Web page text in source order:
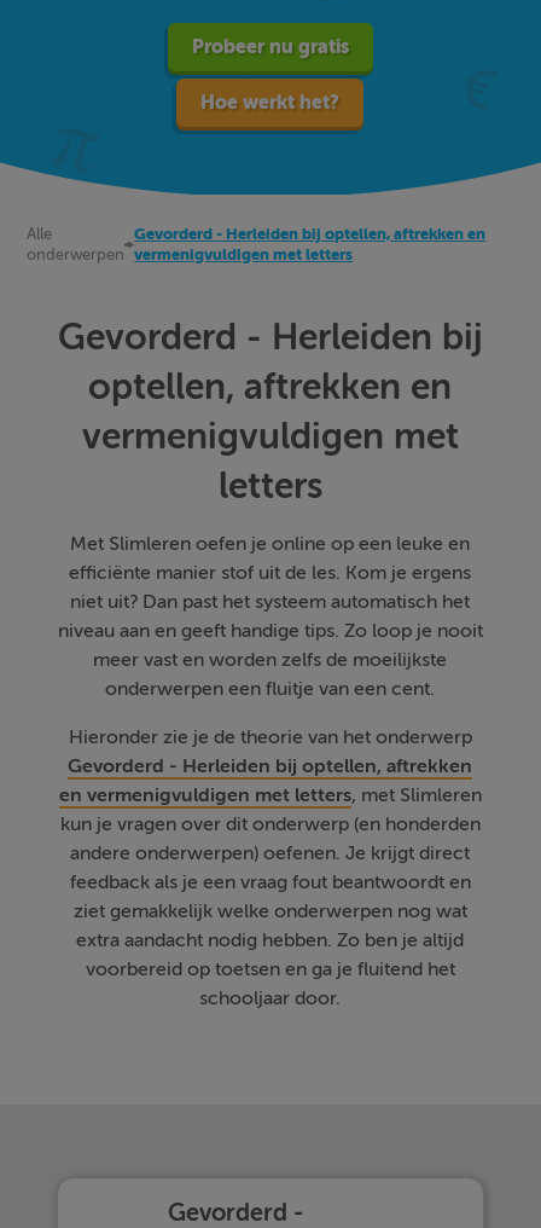
Probeer nu gratis
Hoe werkt het?
Alle
onderwerpen
Gevorderd - Herleiden bij optellen, aftrekken en
vermenigvuldigen met letters
Gevorderd - Herleiden bij
optellen, aftrekken en
vermenigvuldigen met
letters
Met Slimleren oefen je online op een leuke en
efficiënte manier stof uit de les. Kom je ergens
niet uit? Dan past het systeem automatisch het
niveau aan en geeft handige tips. Zo loop je nooit
meer vast en worden zelfs de moeilijkste
onderwerpen een fluitje van een cent.
Hieronder zie je de theorie van het onderwerp
Gevorderd - Herleiden bij optellen, aftrekken
en vermenigvuldigen met letters, met Slimleren
kun je vragen over dit onderwerp (en honderden
andere onderwerpen) oefenen. Je krijgt direct
feedback als je een vraag fout beantwoordt en
ziet gemakkelijk welke onderwerpen nog wat
extra aandacht nodig hebben. Zo ben je altijd
voorbereid op toetsen en ga je fluitend het
schooljaar door.
Gevorderd -